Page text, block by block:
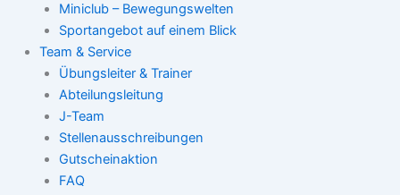
Miniclub – Bewegungswelten
Sportangebot auf einem Blick
Team & Service
Übungsleiter & Trainer
Abteilungsleitung
J-Team
Stellenausschreibungen
Gutscheinaktion
FAQ